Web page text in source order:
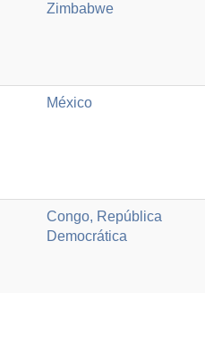
Zimbabwe
México
Congo, República
Democrática